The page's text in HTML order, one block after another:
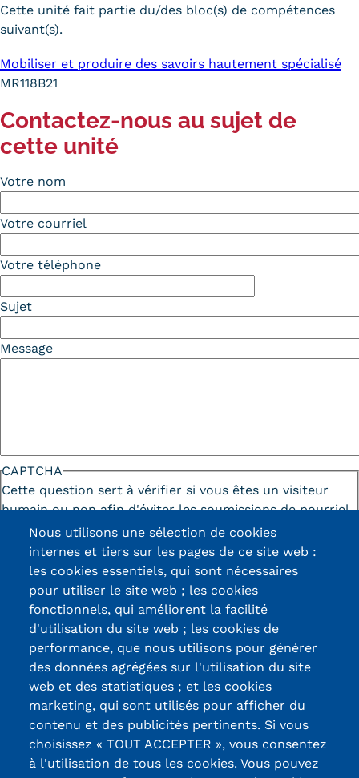
Cette unité fait partie du/des bloc(s) de compétences
suivant(s).
Mobiliser et produire des savoirs hautement spécialisé
MR118B21
Contactez-nous au sujet de
cette unité
Votre nom
Votre courriel
Votre téléphone
Sujet
Message
CAPTCHA
Cette question sert à vérifier si vous êtes un visiteur
humain ou non afin d'éviter les soumissions de pourriel
(spam) automatisées.
13, Rue Ernest
Thierry-Mieg
90010 BELFORT
Certifications /
Labels qualité
Nous utilisons une sélection de cookies
internes et tiers sur les pages de ce site web :
les cookies essentiels, qui sont nécessaires
pour utiliser le site web ; les cookies
fonctionnels, qui améliorent la facilité
d'utilisation du site web ; les cookies de
performance, que nous utilisons pour générer
des données agrégées sur l'utilisation du site
web et des statistiques ; et les cookies
marketing, qui sont utilisés pour afficher du
contenu et des publicités pertinents. Si vous
choisissez « TOUT ACCEPTER », vous consentez
à l'utilisation de tous les cookies. Vous pouvez